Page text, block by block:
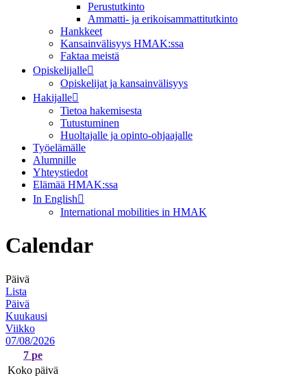
Perustutkinto
Ammatti- ja erikoisammattitutkinto
Hankkeet
Kansainvälisyys HMAK:ssa
Faktaa meistä
Opiskelijalle
Opiskelijat ja kansainvälisyys
Hakijalle
Tietoa hakemisesta
Tutustuminen
Huoltajalle ja opinto-ohjaajalle
Työelämälle
Alumnille
Yhteystiedot
Elämää HMAK:ssa
In English
International mobilities in HMAK
Calendar
Päivä
Lista
Päivä
Kuukausi
Viikko
07/08/2026
7 pe
Koko päivä